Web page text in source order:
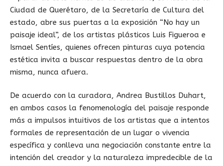
Ciudad de Querétaro, de la Secretaría de Cultura del
estado, abre sus puertas a la exposición “No hay un
paisaje ideal”, de los artistas plásticos Luis Figueroa e
Ismael Sentíes, quienes ofrecen pinturas cuya potencia
estética invita a buscar respuestas dentro de la obra
misma, nunca afuera.
De acuerdo con la curadora, Andrea Bustillos Duhart,
en ambos casos la fenomenología del paisaje responde
más a impulsos intuitivos de los artistas que a intentos
formales de representación de un lugar o vivencia
específica y conlleva una negociación constante entre la
intención del creador y la naturaleza impredecible de la